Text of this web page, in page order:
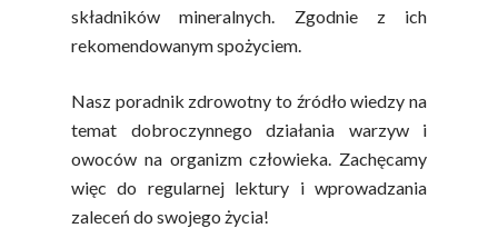
składników mineralnych. Zgodnie z ich
rekomendowanym spożyciem.
Nasz poradnik zdrowotny to źródło wiedzy na
temat dobroczynnego działania warzyw i
owoców na organizm człowieka. Zachęcamy
więc do regularnej lektury i wprowadzania
zaleceń do swojego życia!
MOC POLSKICH
5 Porcji Warzyw,
Lub Soku
Certyfikowany